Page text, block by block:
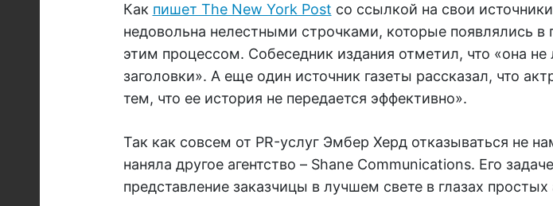
Как пишет The New York Post со ссылкой на свои
недовольна нелестными строчками, которые появлялись в
этим процессом. Собеседник издания отметил, что «она
заголовки». А еще один источник газеты рассказал, что
тем, что ее история не передается эффективно».
Так как совсем от PR-услуг Эмбер Херд отказываться не
наняла другое агентство – Shane Communications. Его
представление заказчицы в лучшем свете в глазах